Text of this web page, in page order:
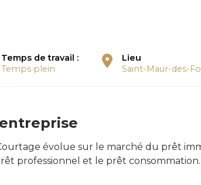
Temps de travail :
Temps plein
Lieu
Saint-Maur-des-
évolue sur le marché du prêt
professionnel et le prêt consommation.